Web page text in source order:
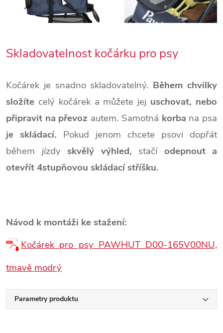
Skladovatelnost kočárku pro psy
Kočárek je snadno skladovatelný. Během chvilky
složíte celý kočárek a můžete jej uschovat, nebo
připravit na převoz autem. Samotná korba na psa
je skládací. Pokud jenom chcete psovi dopřát
během jízdy skvělý výhled, stačí odepnout a
otevřít 4stupňovou skládací stříšku.
Návod k montáži ke stažení:
Kočárek pro psy PAWHUT D00-165V00NU,
tmavě modrý
Parametry produktu